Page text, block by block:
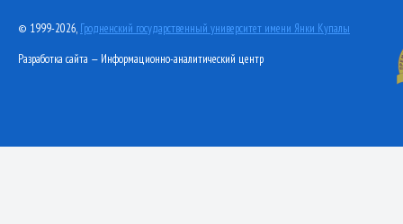
© 1999-2026, Гродненский государственный университет имени Янки Купалы
Разработка сайта — Информационно-аналитический центр